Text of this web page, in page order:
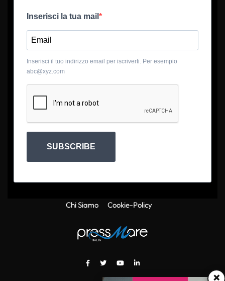
×
Inserisci la tua mail
Inserisci il tuo indirizzo email per iscriverti. Per esempio
abc@xyz.com
SUBSCRIBE
Chi Siamo Cookie-Policy